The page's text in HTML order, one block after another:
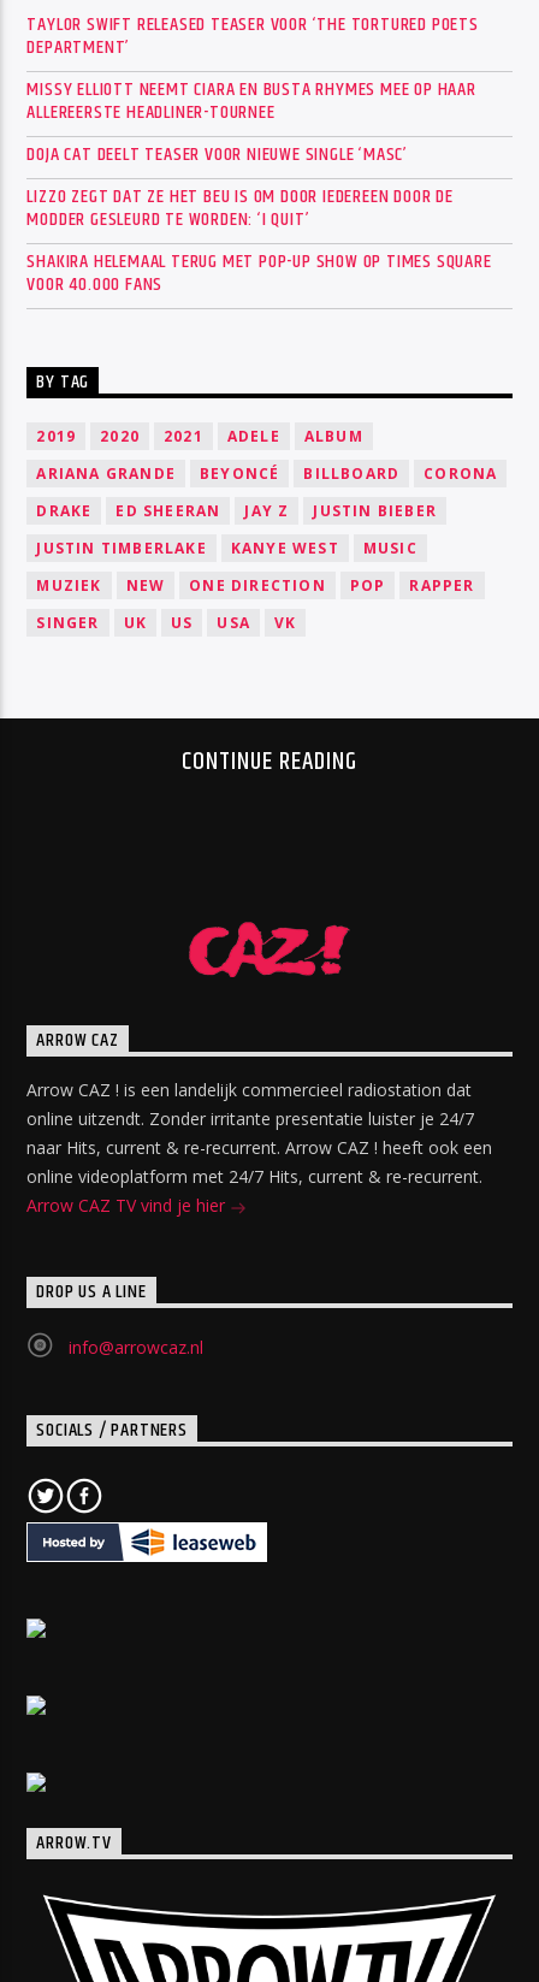
TAYLOR SWIFT RELEASED TEASER VOOR ‘THE TORTURED POETS
DEPARTMENT’
MISSY ELLIOTT NEEMT CIARA EN BUSTA RHYMES MEE OP HAAR
ALLEREERSTE HEADLINER-TOURNEE
DOJA CAT DEELT TEASER VOOR NIEUWE SINGLE ‘MASC’
LIZZO ZEGT DAT ZE HET BEU IS OM DOOR IEDEREEN DOOR DE
MODDER GESLEURD TE WORDEN: ‘I QUIT’
SHAKIRA HELEMAAL TERUG MET POP-UP SHOW OP TIMES SQUARE
VOOR 40.000 FANS
BY TAG
2019 2020 2021 ADELE
ALBUM
ARIANA GRANDE
BEYONCÉ BILLBOARD
CORONA
DRAKE
ED SHEERAN JAY Z
JUSTIN BIEBER
JUSTIN TIMBERLAKE
KANYE WEST
MUSIC
MUZIEK
NEW ONE DIRECTION POP
RAPPER
SINGER
UK US USA VK
CONTINUE READING
ARROW CAZ
Arrow CAZ ! is een landelijk commercieel radiostation dat
online uitzendt. Zonder irritante presentatie luister je 24/7
naar Hits, current & re-recurrent. Arrow CAZ ! heeft ook een
online videoplatform met 24/7 Hits, current & re-recurrent.
Arrow CAZ TV vind je hier
DROP US A LINE
info@arrowcaz.nl
SOCIALS / PARTNERS
ARROW.TV